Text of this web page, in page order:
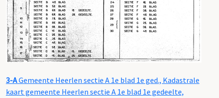
3-AGemeente Heerlen sectie A 1e blad 1e ged., Kadastrale
kaart gemeente Heerlen sectie A 1e blad 1e gedeelte,